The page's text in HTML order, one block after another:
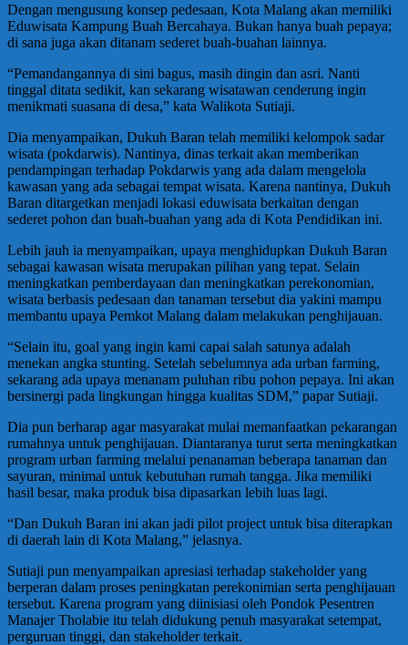
Dengan mengusung konsep pedesaan, Kota Malang akan memiliki
Eduwisata Kampung Buah Bercahaya. Bukan hanya buah pepaya;
di sana juga akan ditanam sederet buah-buahan lainnya.
“Pemandangannya di sini bagus, masih dingin dan asri. Nanti
tinggal ditata sedikit, kan sekarang wisatawan cenderung ingin
menikmati suasana di desa,” kata Walikota Sutiaji.
Dia menyampaikan, Dukuh Baran telah memiliki kelompok sadar
wisata (pokdarwis). Nantinya, dinas terkait akan memberikan
pendampingan terhadap Pokdarwis yang ada dalam mengelola
kawasan yang ada sebagai tempat wisata. Karena nantinya, Dukuh
Baran ditargetkan menjadi lokasi eduwisata berkaitan dengan
sederet pohon dan buah-buahan yang ada di Kota Pendidikan ini.
Lebih jauh ia menyampaikan, upaya menghidupkan Dukuh Baran
sebagai kawasan wisata merupakan pilihan yang tepat. Selain
meningkatkan pemberdayaan dan meningkatkan perekonomian,
wisata berbasis pedesaan dan tanaman tersebut dia yakini mampu
membantu upaya Pemkot Malang dalam melakukan penghijauan.
“Selain itu, goal yang ingin kami capai salah satunya adalah
menekan angka stunting. Setelah sebelumnya ada urban farming,
sekarang ada upaya menanam puluhan ribu pohon pepaya. Ini akan
bersinergi pada lingkungan hingga kualitas SDM,” papar Sutiaji.
Dia pun berharap agar masyarakat mulai memanfaatkan pekarangan
rumahnya untuk penghijauan. Diantaranya turut serta meningkatkan
program urban farming melalui penanaman beberapa tanaman dan
sayuran, minimal untuk kebutuhan rumah tangga. Jika memiliki
hasil besar, maka produk bisa dipasarkan lebih luas lagi.
“Dan Dukuh Baran ini akan jadi pilot project untuk bisa diterapkan
di daerah lain di Kota Malang,” jelasnya.
Sutiaji pun menyampaikan apresiasi terhadap stakeholder yang
berperan dalam proses peningkatan perekonimian serta penghijauan
tersebut. Karena program yang diinisiasi oleh Pondok Pesentren
Manajer Tholabie itu telah didukung penuh masyarakat setempat,
perguruan tinggi, dan stakeholder terkait.